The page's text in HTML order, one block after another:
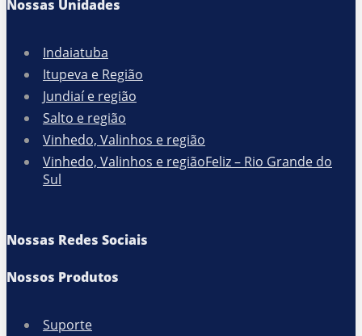
Nossas Unidades
Indaiatuba
Itupeva e Região
Jundiaí e região
Salto e região
Vinhedo, Valinhos e região
Vinhedo, Valinhos e regiãoFeliz – Rio Grande do
Sul
Nossas Redes Sociais
Nossos Produtos
Suporte